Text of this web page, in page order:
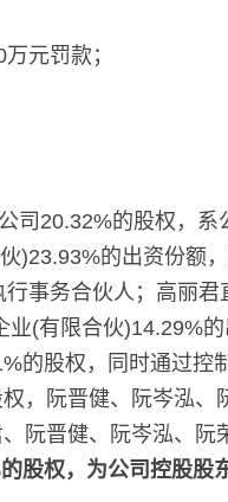
元罚款；
20.32%的股权，系
)23.93%的出资份额
事务合伙人；高丽君
(有限合伙)14.29%的
的股权，同时通过控
，阮晋健、阮岑泓、
阮晋健、阮岑泓、阮
股权，为公司控股股